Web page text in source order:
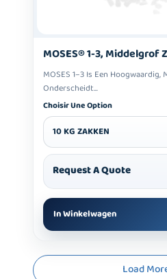
MOSES® 1-3, Middelgrof
MOSES 1–3 Is Een
Onderscheidt...
Choisir Une Option
10 KG ZAKKEN
Request A Quote
In Winkelwagen
Load